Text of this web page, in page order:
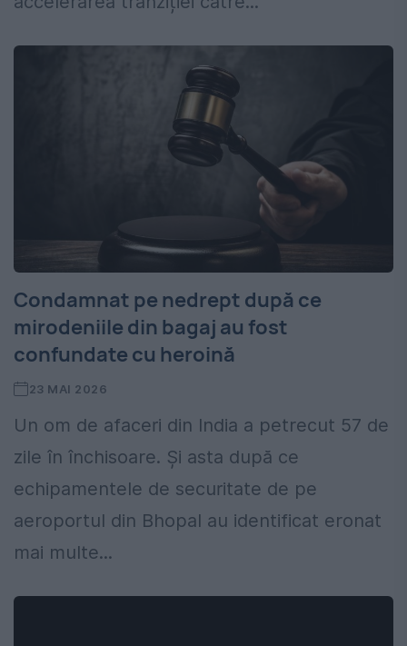
Condamnat pe nedrept după ce
mirodeniile din bagaj au fost
confundate cu heroină
23 MAI 2026
Un om de afaceri din India a petrecut 57 de
zile în închisoare. Și asta după ce
echipamentele de securitate de pe
aeroportul din Bhopal au identificat eronat
mai multe...